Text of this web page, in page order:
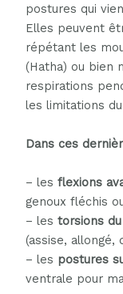
postures qui
Elles peuvent
répétant les
(Hatha) ou bien
respirations
les limitations du
Dans ces
– lesflexions
genoux fléchis
– lestorsions
(assise, allongé,
– les postures
ventrale pour